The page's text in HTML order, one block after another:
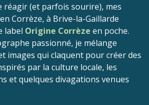
réagir (et parfois sourire), mes
Corrèze, à Brive-la-Gaillarde
label Origine Corrèze en poche.
passionné, je mélange
images qui claquent pour créer des
par la culture locale, les
et quelques divagations venues